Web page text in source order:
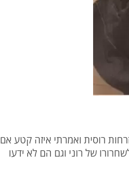
בעל אזרחות רוסית ואמרתי איזה קטע אם
של רוני וגם הם לא ידעו